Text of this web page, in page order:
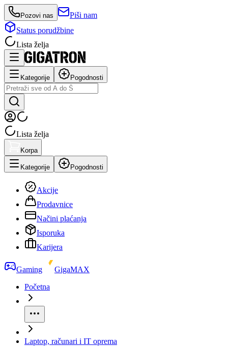
Pozovi nas
Piši nam
Status porudžbine
Lista želja
Kategorije Pogodnosti
Lista želja
Korpa
Kategorije Pogodnosti
Akcije
Prodavnice
Načini plaćanja
Isporuka
Karijera
Gaming
GigaMAX
Početna
Laptop, računari i IT oprema